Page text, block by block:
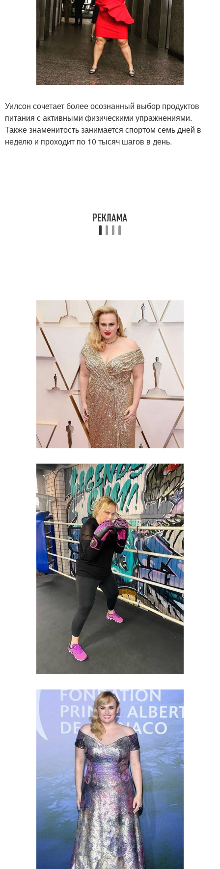
Уилсон сочетает более осознанный выбор продуктов
питания с активными физическими упражнениями.
Также знаменитость занимается спортом семь дней в
неделю и проходит по 10 тысяч шагов в день.